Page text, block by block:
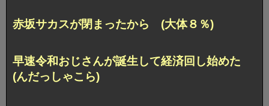
赤坂サカスが閉まったから (大体８％)
早速令和おじさんが誕生して経済回し始めた
(んだっしゃこら)